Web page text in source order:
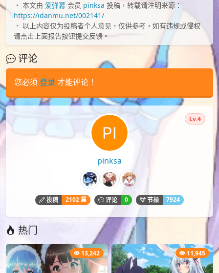
本文由 爱弹幕 会员 pinksa 投稿，转载请注明来源：
https://idanmu.net/002141/
以上内容仅为投稿者个人意见，仅供参考，如有违规或侵权
请点击上面报告按钮提交反馈。
评论
您必须 登录 才能评论！
pinksa
Lv.4
投稿 2102 篇 评论 0 节操 7924
热门
13,242 11,945